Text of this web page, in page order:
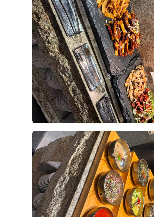
연회장도 깔끔하고 쾌적했으며, 음식
뉴는 바로바로 채워주시고, 빈 접시도
셔서 편안하게 식사할 수 있었습니다.
시식 전엔 걱정이 많았으나 직접 시식을 해보니 그런 걱
정 할필요가 없었네요. 다가오는 본식
후기가 도움이 되었나요?
오상철, 이예림 2026-08-02 3명 읽
웨딩그룹위더스 영등포점으로 계약한
가장 큰 이유는 상담이었어요. 플래너
시고, 처음이라 헷갈리는 부분들도 이
주셔서 믿음이 갔거든요.
두 번째는 웨딩그룹이라 스드메, 한복,
필요하면 한 곳에서 다 해결 가능하다
더 보기